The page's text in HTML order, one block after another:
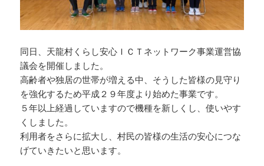
同日、天龍村くらし安心ＩＣＴネットワーク事業運営協
議会を開催しました。
高齢者や独居の世帯が増える中、そうした皆様の見守り
を強化するため平成２９年度より始めた事業です。
５年以上経過していますので機種を新しくし、使いやす
くしました。
利用者をさらに拡大し、村民の皆様の生活の安心につな
げていきたいと思います。